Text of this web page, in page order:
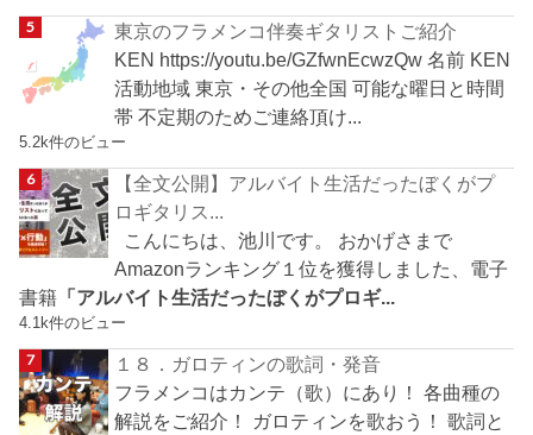
東京のフラメンコ伴奏ギタリストご紹介
KEN https://youtu.be/GZfwnEcwzQw 名前 KEN
活動地域 東京・その他全国 可能な曜日と時間
帯 不定期のためご連絡頂け...
5.2k件のビュー
【全文公開】アルバイト生活だったぼくがプ
ロギタリス...
こんにちは、池川です。 おかげさまで
Amazonランキング１位を獲得しました、電子
書籍 「アルバイト生活だったぼくがプロギ...
4.1k件のビュー
１８．ガロティンの歌詞・発音
フラメンコはカンテ（歌）にあり！ 各曲種の
解説をご紹介！ ガロティンを歌おう！ 歌詞と